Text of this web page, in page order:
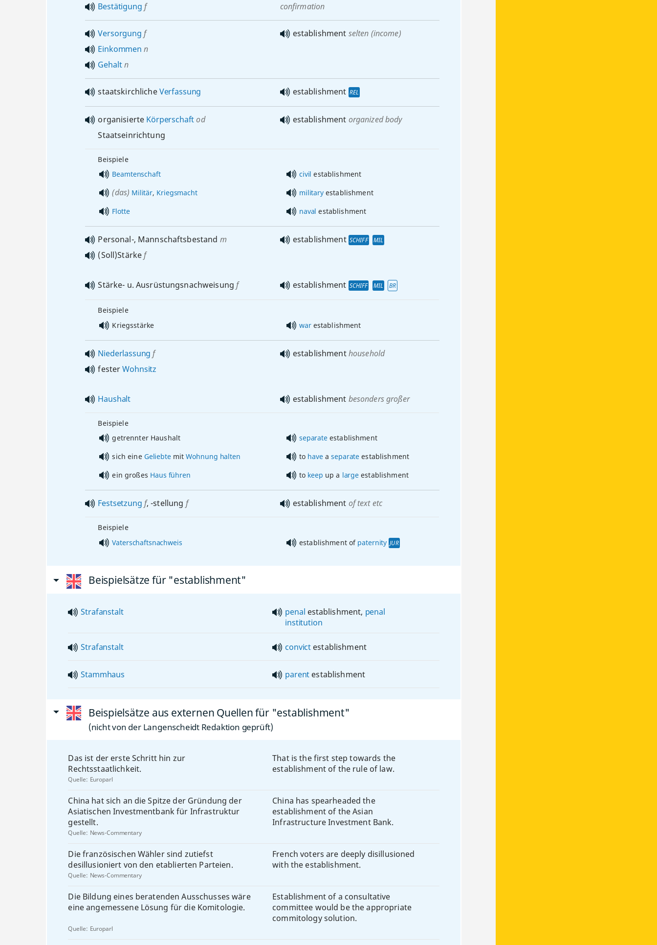
Bestätigung f
confirmation
Versorgung f
Einkommen n
Gehaltn
establishment selten (income)
staatskirchlicheVerfassung establishment REL
organisierte Körperschaftod
Staatseinrichtung
establishment organized body
Beispiele
Beamtenschaft
civil establishment
(das) Militär, Kriegsmacht militaryestablishment
Flotte
naval establishment
Personal-, Mannschaftsbestand m
(Soll)Stärkef
establishment SCHIFF MIL
Stärke- u. Ausrüstungsnachweisung f establishment SCHIFF MIL BR
Beispiele
Kriegsstärke
warestablishment
Niederlassung f
festerWohnsitz
establishmenthousehold
Haushalt establishment besondersgroßer
Beispiele
getrennter Haushalt
separateestablishment
sich eine GeliebtemitWohnung halten to haveaseparate establishment
ein großes Haus führen to keep up a large establishment
Festsetzung f,-stellung f establishment of textetc
Beispiele
Vaterschaftsnachweis
establishment of paternity JUR
Beispielsätze für "establishment"
Strafanstalt penal establishment, penal
institution
Strafanstalt convict establishment
Stammhaus parent establishment
Beispielsätze aus externen Quellen für "establishment"
(nicht von der Langenscheidt Redaktion geprüft)
Das ist der erste Schritt hin zur
Rechtsstaatlichkeit.
That is the first step towards the
establishment of the rule of law.
Quelle: Europarl
China hat sich an die Spitze der Gründung der
Asiatischen Investmentbank für Infrastruktur
gestellt.
China has spearheaded the
establishment of the Asian
Infrastructure Investment Bank.
Quelle: News-Commentary
Die französischen Wähler sind zutiefst
desillusioniert von den etablierten Parteien.
French voters are deeply disillusioned
with the establishment.
Quelle: News-Commentary
Die Bildung eines beratenden Ausschusses wäre
eine angemessene Lösung für die Komitologie.
Establishment of a consultative
committee would be the appropriate
commitology solution.
Quelle: Europarl